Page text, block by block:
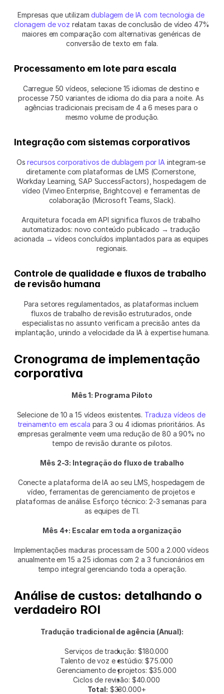
Empresas que utilizam dublagem de IA com tecnologia de
clonagem de voz relatam taxas de conclusão de vídeo 47%
maiores em comparação com alternativas genéricas de
conversão de texto em fala.
Processamento em lote para escala
Carregue 50 vídeos, selecione 15 idiomas de destino e
processe 750 variantes de idioma do dia para a noite. As
agências tradicionais precisam de 4 a 6 meses para o
mesmo volume de produção.
Integração com sistemas corporativos
Os recursos corporativos de dublagem por IA integram-se
diretamente com plataformas de LMS (Cornerstone,
Workday Learning, SAP SuccessFactors), hospedagem de
vídeo (Vimeo Enterprise, Brightcove) e ferramentas de
colaboração (Microsoft Teams, Slack).
Arquitetura focada em API significa fluxos de trabalho
automatizados: novo conteúdo publicado → tradução
acionada → vídeos concluídos implantados para as equipes
regionais.
Controle de qualidade e fluxos de trabalho
de revisão humana
Para setores regulamentados, as plataformas incluem
fluxos de trabalho de revisão estruturados, onde
especialistas no assunto verificam a precisão antes da
implantação, unindo a velocidade da IA à expertise humana.
Cronograma de implementação
corporativa
Mês 1: Programa Piloto
Selecione de 10 a 15 vídeos existentes. Traduza vídeos de
treinamento em escala para 3 ou 4 idiomas prioritários. As
empresas geralmente veem uma redução de 80 a 90% no
tempo de revisão durante os pilotos.
Mês 2-3: Integração do fluxo de trabalho
Conecte a plataforma de IA ao seu LMS, hospedagem de
vídeo, ferramentas de gerenciamento de projetos e
plataformas de análise. Esforço técnico: 2-3 semanas para
as equipes de TI.
Mês 4+: Escalar em toda a organização
Implementações maduras processam de 500 a 2.000 vídeos
anualmente em 15 a 25 idiomas com 2 a 3 funcionários em
tempo integral gerenciando toda a operação.
Análise de custos: detalhando o
verdadeiro ROI
Tradução tradicional de agência (Anual):
Serviços de tradução: $180.000
Talento de voz e estúdio: $75.000
Gerenciamento de projetos: $35.000
Ciclos de revisão: $40.000
Total: $330.000+